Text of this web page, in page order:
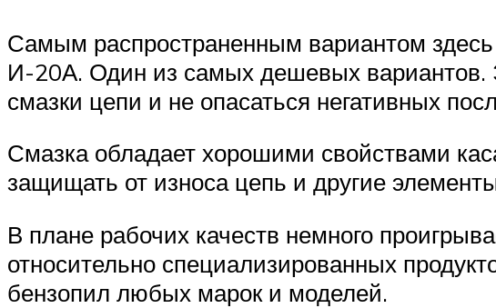
Самым распространенным вариантом
И-20А. Один из самых дешевых вариантов.
смазки цепи и не опасаться негативных
Смазка обладает хорошими свойствами
защищать от износа цепь и другие
В плане рабочих качеств немного
относительно специализированных
бензопил любых марок и моделей.